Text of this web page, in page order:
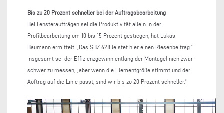
Bis zu 20 Prozent schneller bei der Auftragsbearbeitung
Bei Fensteraufträgen sei die Produktivität allein in der
Profilbearbeitung um 10 bis 15 Prozent gestiegen, hat Lukas
Baumann ermittelt: „Das SBZ 628 leistet hier einen Riesenbeitrag.“
Insgesamt sei der Effizienzgewinn entlang der Montagelinien zwar
schwer zu messen, „aber wenn die Elementgröße stimmt und der
Auftrag auf die Linie passt, sind wir bis zu 20 Prozent schneller.“